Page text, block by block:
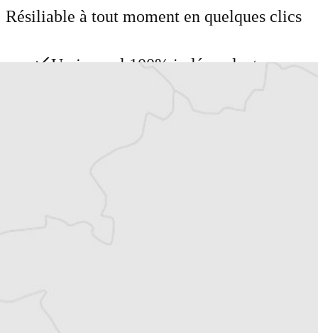
Résiliable à tout moment en quelques clics
Un journal 100% indépendant